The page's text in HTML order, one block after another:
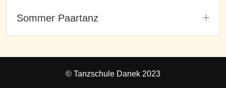
Sommer Paartanz
© Tanzschule Danek 2023